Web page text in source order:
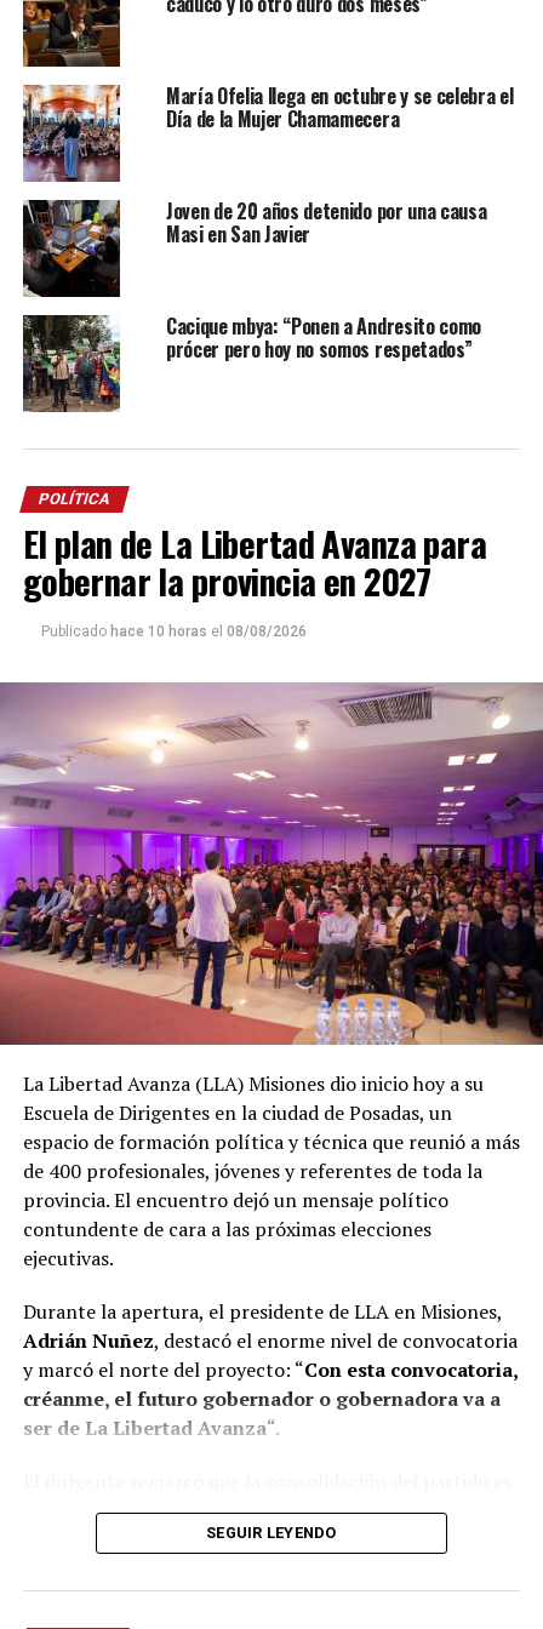
María Ofelia llega en octubre y se celebra el
Día de la Mujer Chamamecera
Joven de 20 años detenido por una causa
Masi en San Javier
Cacique mbya: “Ponen a Andresito como
prócer pero hoy no somos respetados”
POLÍTICA
El plan de La Libertad Avanza para
gobernar la provincia en 2027
Publicado hace 10 horas el 08/08/2026
La Libertad Avanza (LLA) Misiones dio inicio hoy a su
Escuela de Dirigentes en la ciudad de Posadas, un
espacio de formación política y técnica que reunió a más
de 400 profesionales, jóvenes y referentes de toda la
provincia. El encuentro dejó un mensaje político
contundente de cara a las próximas elecciones
ejecutivas.
Durante la apertura, el presidente de LLA en Misiones,
Adrián Nuñez, destacó el enorme nivel de convocatoria
y marcó el norte del proyecto: “Con esta convocatoria,
créanme, el futuro gobernador o gobernadora va a
ser de La Libertad Avanza“.
el resultado de un esfuerzo genuino y colectivo,
construido en tiempo récord. “Acá nadie es Maradona ni
acá es porque tuvimos la capacidad entre todos de
SEGUIR LEYENDO